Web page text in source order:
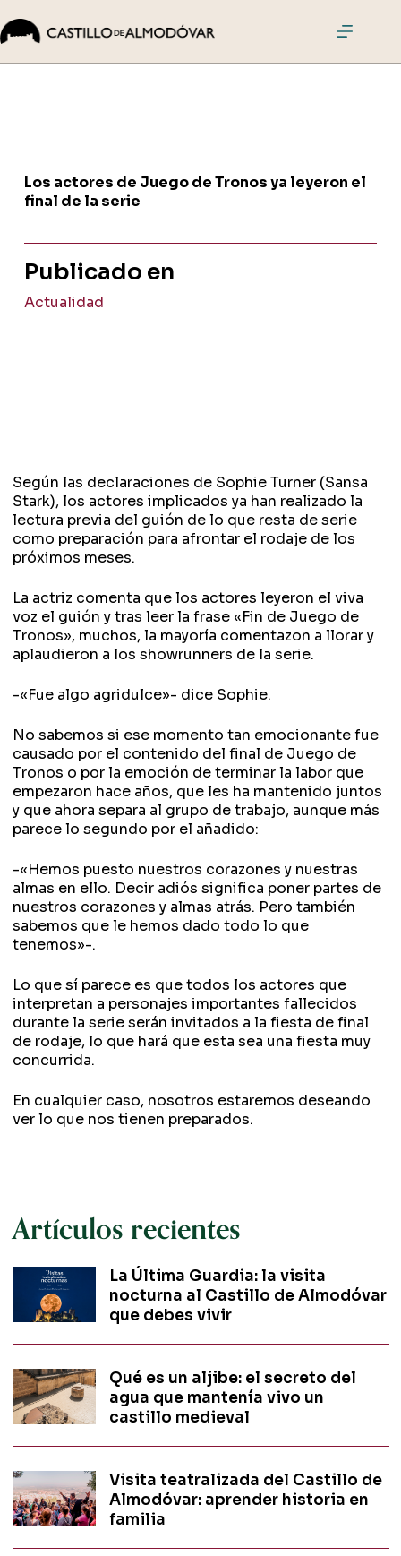
al
contenido
El
Cómo
Comprar
entradas
Los actores de Juego de Tronos ya leyeron el
final de la serie
Publicado en
Actualidad
Según las declaraciones de Sophie Turner (Sansa
Stark), los actores implicados ya han realizado la
lectura previa del guión de lo que resta de serie
como preparación para afrontar el rodaje de los
próximos meses.
La actriz comenta que los actores leyeron el viva
voz el guión y tras leer la frase «Fin de Juego de
Tronos», muchos, la mayoría comentazon a llorar y
aplaudieron a los showrunners de la serie.
-«Fue algo agridulce»- dice Sophie.
No sabemos si ese momento tan emocionante fue
causado por el contenido del final de Juego de
Tronos o por la emoción de terminar la labor que
empezaron hace años, que les ha mantenido juntos
y que ahora separa al grupo de trabajo, aunque más
parece lo segundo por el añadido:
-«Hemos puesto nuestros corazones y nuestras
almas en ello. Decir adiós significa poner partes de
nuestros corazones y almas atrás. Pero también
sabemos que le hemos dado todo lo que
tenemos»-.
Lo que sí parece es que todos los actores que
interpretan a personajes importantes fallecidos
durante la serie serán invitados a la fiesta de final
de rodaje, lo que hará que esta sea una fiesta muy
concurrida.
En cualquier caso, nosotros estaremos deseando
ver lo que nos tienen preparados.
Artículos recientes
La Última Guardia: la visita
nocturna al Castillo de Almodóvar
que debes vivir
Qué es un aljibe: el secreto del
agua que mantenía vivo un
castillo medieval
Visita teatralizada del Castillo de
Almodóvar: aprender historia en
familia